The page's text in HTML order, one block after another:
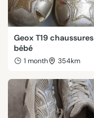
Geox T19 chaussures
bébé
1 month 354km